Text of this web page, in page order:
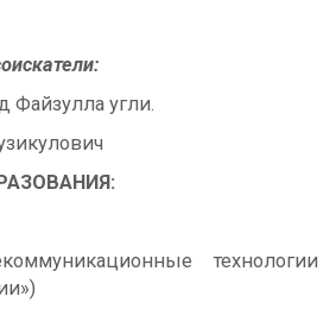
угли.
технологии